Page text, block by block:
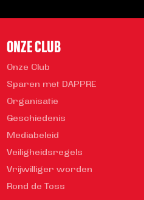
ONZE CLUB
Onze Club
Sparen met DAPPRE
Organisatie
Geschiedenis
Mediabeleid
Veiligheidsregels
Vrijwilliger worden
Rond de Toss